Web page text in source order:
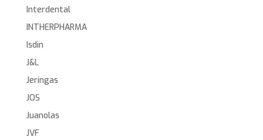
Interdental
INTHERPHARMA
Isdin
J&L
Jeringas
JOS
Juanolas
JVF